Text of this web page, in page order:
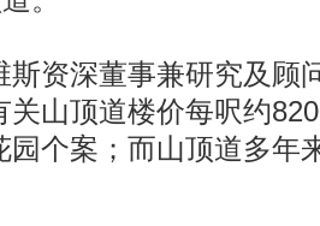
资深董事兼研究及顾
关山顶道楼价每呎约
园个案；而山顶道多年